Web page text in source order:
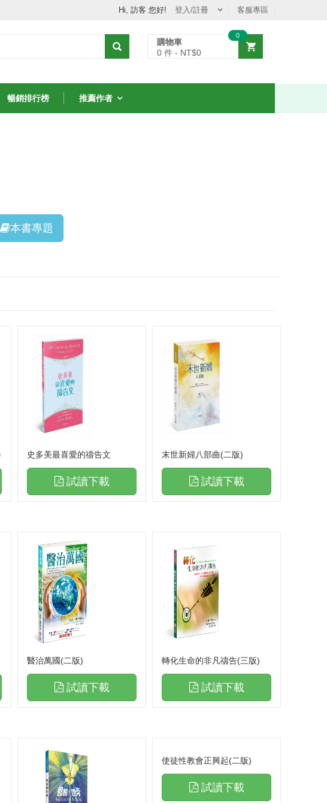
客服專區
Hi, 訪客 您好! 登入/註冊
購物車
0件 - NT$0
0
暢銷排行榜 推薦作者
本書專題
史多美最喜愛的禱告文
試讀下載
末世新婦八部曲(二版)
試讀下載
醫治萬國(二版)
試讀下載
轉化生命的非凡禱告(三版)
試讀下載
使徒性教會正興起(二版)
試讀下載